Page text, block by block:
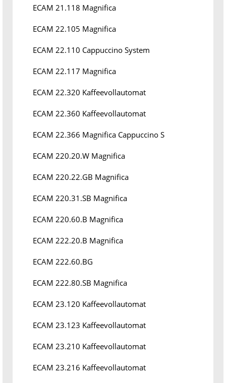
ECAM 21.118 Magnifica
ECAM 22.105 Magnifica
ECAM 22.110 Cappuccino System
ECAM 22.117 Magnifica
ECAM 22.320 Kaffeevollautomat
ECAM 22.360 Kaffeevollautomat
ECAM 22.366 Magnifica Cappuccino S
ECAM 220.20.W Magnifica
ECAM 220.22.GB Magnifica
ECAM 220.31.SB Magnifica
ECAM 220.60.B Magnifica
ECAM 222.20.B Magnifica
ECAM 222.60.BG
ECAM 222.80.SB Magnifica
ECAM 23.120 Kaffeevollautomat
ECAM 23.123 Kaffeevollautomat
ECAM 23.210 Kaffeevollautomat
ECAM 23.216 Kaffeevollautomat